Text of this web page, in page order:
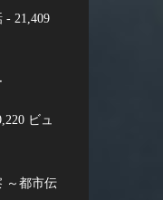
- 21,409
ビュ
～都市伝